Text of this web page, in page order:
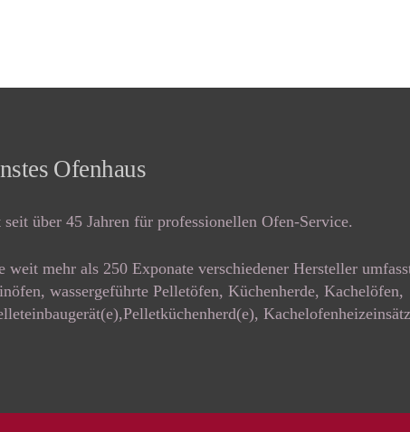
Ofenhaus
über 45 Jahren für professionellen Ofen-Service.
weit mehr als 250 Exponate verschiedener Hersteller
wassergeführte Pelletöfen, Küchenherde, Kachelöfen,